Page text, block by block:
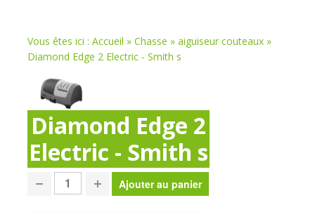
Vous êtes ici : Accueil » Chasse » aiguiseur couteaux »
Diamond Edge 2 Electric - Smith s
Diamond Edge 2
Electric - Smith s